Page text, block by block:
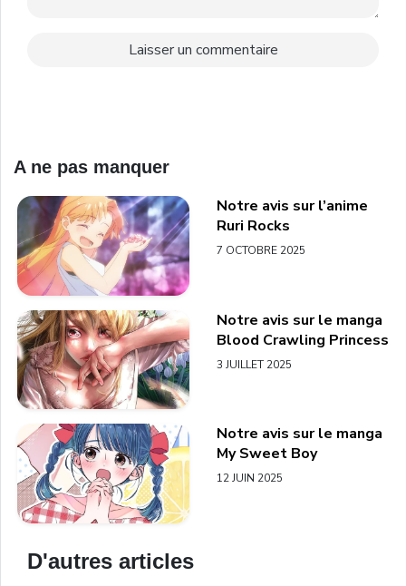
A ne pas manquer
Notre avis sur l’anime
Ruri Rocks
7 OCTOBRE 2025
Notre avis sur le manga
Blood Crawling Princess
3 JUILLET 2025
Notre avis sur le manga
My Sweet Boy
12 JUIN 2025
D'autres articles